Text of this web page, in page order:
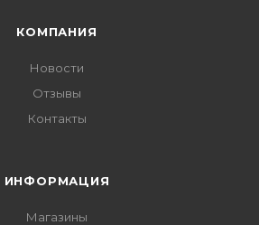
КОМПАНИЯ
Новости
Отзывы
Контакты
ИНФОРМАЦИЯ
Магазины